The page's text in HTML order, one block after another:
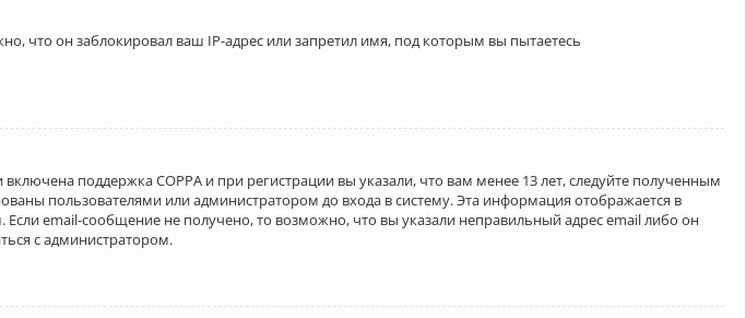
что он заблокировал ваш IP-адрес или запретил имя, под которым вы пытаетесь
поддержка COPPA и при регистрации вы указали, что вам менее 13 лет, следуйте полученным
пользователями или администратором до входа в систему. Эта информация отображается в
email-сообщение не получено, то возможно, что вы указали неправильный адрес email либо он
с администратором.